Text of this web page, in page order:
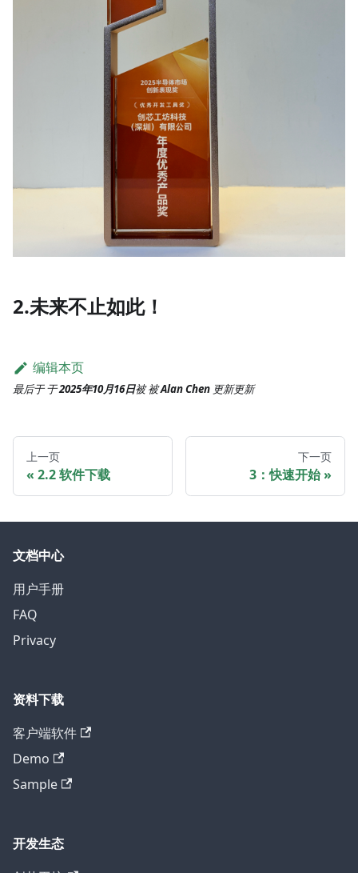
2.未来不止如此！
编辑本页
最后于于2025年10月16日被被Alan Chen 更新更新
上一页
2.2 软件下载
下一页
3：快速开始
文档中心
用户手册
FAQ
Privacy
资料下载
客户端软件
Demo
Sample
开发生态